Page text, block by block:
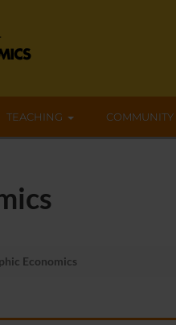
TEACHING
Economics